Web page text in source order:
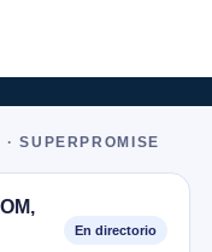
SUPERPROMISE
En directorio